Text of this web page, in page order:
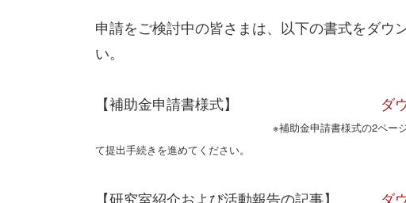
申請をご検討中の皆さまは、以下の書式をダウ
い。
【補助金申請書様式】 ダ
※補助金申請書様式の2ペー
て提出手続きを進めてください。
【研究室紹介および活動報告の記事】 ダ